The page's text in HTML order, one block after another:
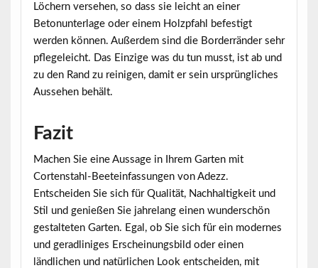
Löchern versehen, so dass sie leicht an einer
Betonunterlage oder einem Holzpfahl befestigt
werden können. Außerdem sind die Borderränder sehr
pflegeleicht. Das Einzige was du tun musst, ist ab und
zu den Rand zu reinigen, damit er sein ursprüngliches
Aussehen behält.
Fazit
Machen Sie eine Aussage in Ihrem Garten mit
Cortenstahl-Beeteinfassungen von Adezz.
Entscheiden Sie sich für Qualität, Nachhaltigkeit und
Stil und genießen Sie jahrelang einen wunderschön
gestalteten Garten. Egal, ob Sie sich für ein modernes
und geradliniges Erscheinungsbild oder einen
ländlichen und natürlichen Look entscheiden, mit